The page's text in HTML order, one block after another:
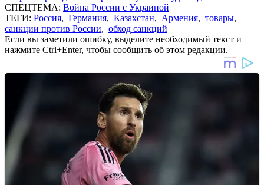
СПЕЦТЕМА: Война России с Украиной
ТЕГИ: Россия, Германия, Казахстан, Армения, товары,
санкции против России, обход санкций
Если вы заметили ошибку, выделите необходимый текст и
нажмите Ctrl+Enter, чтобы сообщить об этом редакции.